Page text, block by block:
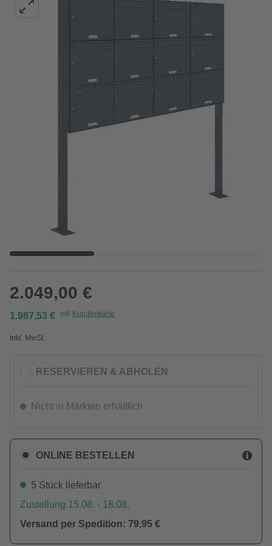
2.049,00 €
1.987,53 € mit Kundenkarte
Inkl. MwSt.
RESERVIEREN & ABHOLEN
Nicht in Märkten erhältlich
ONLINE BESTELLEN
5 Stück lieferbar
Zustellung 15.08. - 18.08.
Versand per Spedition: 79,95 €